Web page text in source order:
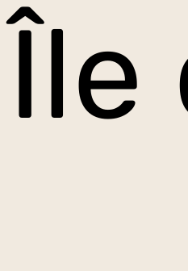
Île